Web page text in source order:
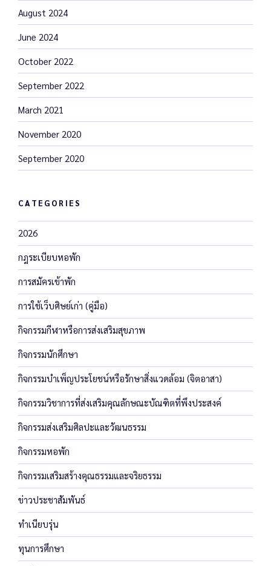
August 2024
June 2024
October 2022
September 2022
March 2021
November 2020
September 2020
CATEGORIES
2026
กฎระเบียบหอพัก
การสมัครเข้าพัก
การใช้เว็บศิษย์เก่า (คู่มือ)
กิจกรรมกีฬาหรือการส่งเสริมสุขภาพ
กิจกรรมนักศึกษา
กิจกรรมบำเพ็ญประโยชน์หรือรักษาสิ่งแวดล้อม (จิตอาสา)
กิจกรรมวิชาการที่ส่งเสริมคุณลักษณะบัณฑิตที่พึงประสงค์
กิจกรรมส่งเสริมศิลปะและวัฒนธรรม
กิจกรรมหอพัก
กิจกรรมเสริมสร้างคุณธรรมและจริยธรรม
ข่าวประชาสัมพันธ์
ทำเนียบรุ่น
ทุนการศึกษา